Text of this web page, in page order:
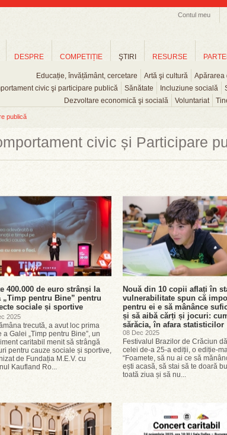
Contul meu
DESPRE COMPETIȚIE ŞTIRI
Educație, învățământ, cercetare Artă şi cultură
Apărarea
civic şi participare publică
Sănătate Incluziune socială
Dezvoltare economică şi socială
Voluntariat
RESURSE
publică
civic și Participare
400.000 de euro strânși la
„Timp pentru Bine” pentru
sociale și sportive
2025
trecută, a avut loc prima
a Galei „Timp pentru Bine”, un
caritabil menit să strângă
pentru cauze sociale și sportive,
de Fundația M.E.V. cu
Kaufland Ro...
Nouă din 10 copii aflați în
vulnerabilitate spun că
pentru ei e să mânânce
și să aibă cărți și jocuri:
sărăcia, în afara statisticilor
08 Dec 2025
Festivalul Brazilor de Crăciun dă
celei de-a 25-a ediții, o ediție-
“Foamete, să nu ai ce să
ești acasă, să stai să te doară
toată ziua și să nu...